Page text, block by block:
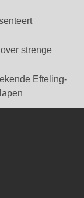
strenge
Efteling-